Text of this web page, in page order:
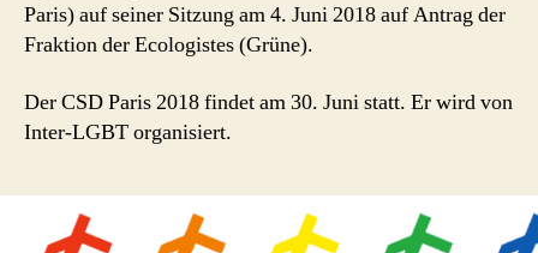
Paris) auf seiner Sitzung am 4. Juni 2018 auf Antrag der
Fraktion der Ecologistes (Grüne).
Der CSD Paris 2018 findet am 30. Juni statt. Er wird von
Inter-LGBT organisiert.